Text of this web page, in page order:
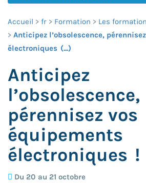
Accueil fr Formation
Les
Anticipez l’obsolescence,
électroniques (...)
Anticipez
l’obsolescence,
pérennisez vos
équipements
électroniques !
Du 20 au 21 octobre